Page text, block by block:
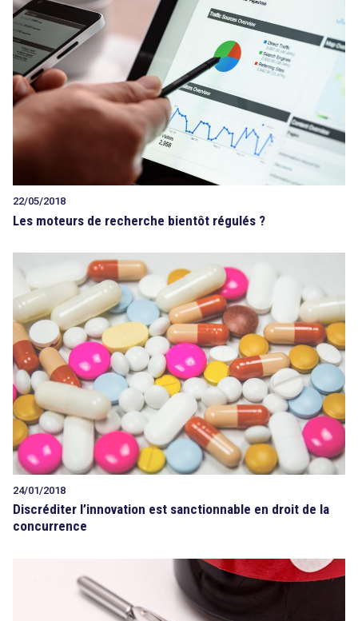
22/05/2018
Les moteurs de recherche bientôt régulés ?
24/01/2018
Discréditer l’innovation est sanctionnable en droit de la
concurrence